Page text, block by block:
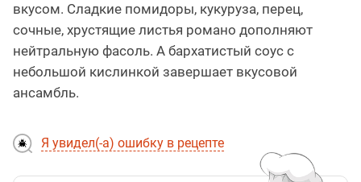
вкусом. Сладкие помидоры, кукуруза, перец,
сочные, хрустящие листья романо дополняют
нейтральную фасоль. А бархатистый соус с
небольшой кислинкой завершает вкусовой
ансамбль.
Я увидел(-а) ошибку в рецепте